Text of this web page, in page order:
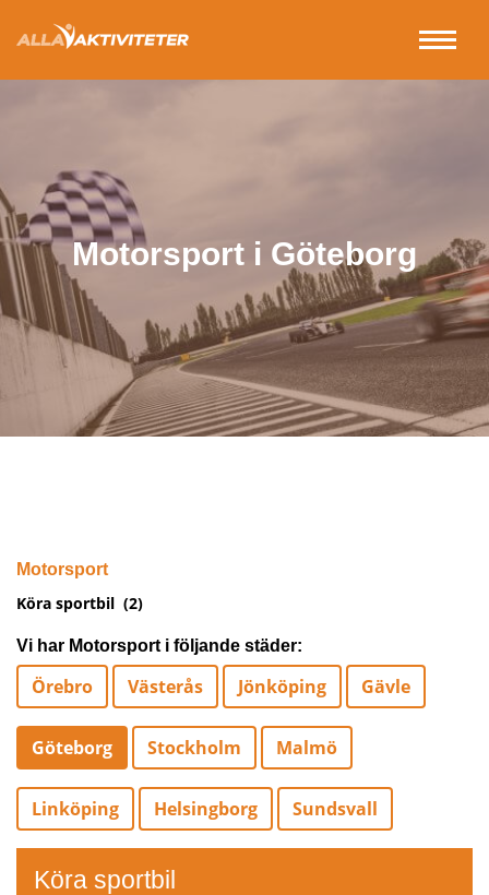
Motorsport i Göteborg
Motorsport
Köra sportbil (2)
Vi har Motorsport i följande städer:
Örebro Västerås Jönköping Gävle
Göteborg Stockholm Malmö
Linköping Helsingborg Sundsvall
Köra sportbil